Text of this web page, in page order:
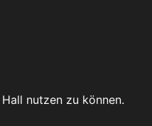
nutzen zu können.